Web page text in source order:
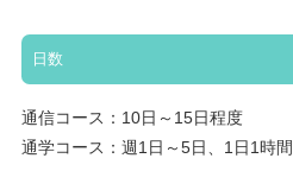
日数
通信コース：10日～15日程度
通学コース：週1日～5日、1日1時間